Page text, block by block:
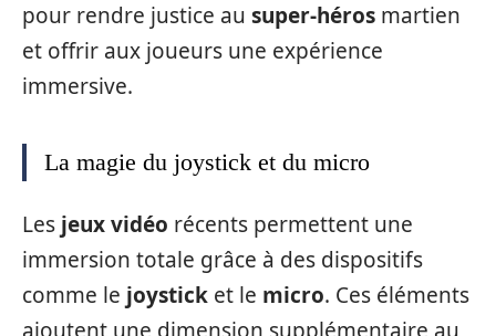
pour rendre justice au super-héros martien
et offrir aux joueurs une expérience
immersive.
La magie du joystick et du micro
Les jeux vidéo récents permettent une
immersion totale grâce à des dispositifs
comme le joystick et le micro. Ces éléments
ajoutent une dimension supplémentaire au